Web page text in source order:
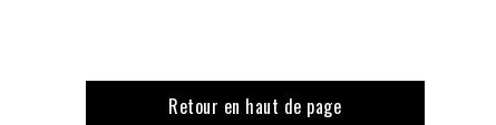
Retour en haut de page